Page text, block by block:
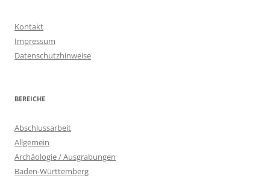
Kontakt
Impressum
Datenschutzhinweise
BEREICHE
Abschlussarbeit
Allgemein
Archäologie / Ausgrabungen
Baden-Württemberg